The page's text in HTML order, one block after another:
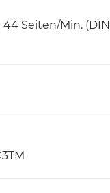
Seiten/Min.